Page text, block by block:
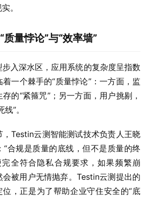
。
质量悖论”与“效率墙”
入深水区，应用系统的复杂度呈指数
一个棘手的“质量悖论”：一方面，监
的“紧箍咒”；另一方面，用户挑剔，
”。
Testin云测智能测试技术负责人王晓
“合规是质量的底线，但不是质量的终
全符合隐私合规要求，如果频繁崩
被用户无情抛弃。Testin云测提出的
位，正是为了帮助企业守住安全的“底